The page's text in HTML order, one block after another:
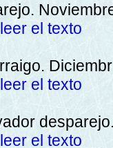
el texto
el texto
el texto